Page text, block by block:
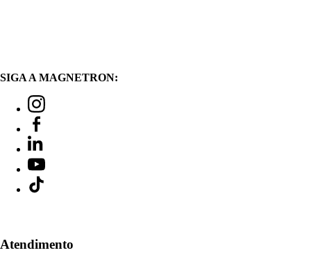
SIGA A MAGNETRON:
Atendimento